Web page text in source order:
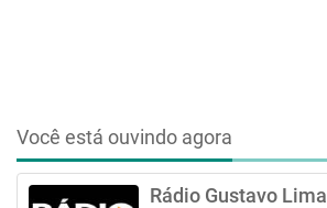
Você está ouvindo agora
Rádio Gustavo Lima